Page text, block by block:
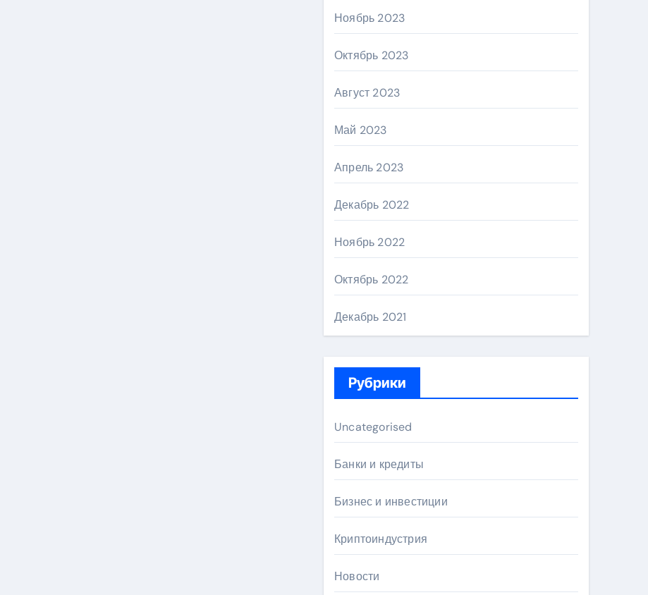
Ноябрь 2023
Октябрь 2023
Август 2023
Май 2023
Апрель 2023
Декабрь 2022
Ноябрь 2022
Октябрь 2022
Декабрь 2021
Рубрики
Uncategorised
Банки и кредиты
Бизнес и инвестиции
Криптоиндустрия
Новости